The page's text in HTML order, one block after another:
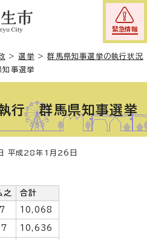
緊急情報
>選挙 >群馬県知事選挙の執行状況
事選挙
行 群馬県知事選挙
平成28年1月26日
之
合計
10,068
10,636